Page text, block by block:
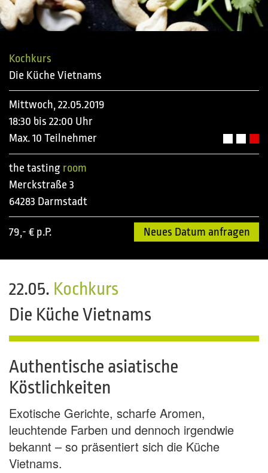
Kochkurs
Die Küche Vietnams
Mittwoch, 22.05.2019
18:30 bis 22:00 Uhr
Max. 10 Teilnehmer
the tasting room
Merckstraße 3
64283 Darmstadt
79,- € p.P. Neues Datum anfragen
22.05. Kochkurs
Die Küche Vietnams
Authentische asiatische
Köstlichkeiten
Exotische Gerichte, scharfe Aromen,
leuchtende Farben und dennoch irgendwie
bekannt – so präsentiert sich die Küche
Vietnams.